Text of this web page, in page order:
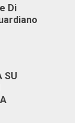
Di
SU